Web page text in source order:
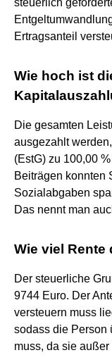
Ertragsanteil
Wie hoch ist
Die gesamten
ausgezahlt
(EstG) zu 100,00
Beiträgen konnten
Sozialabgaben
Das nennt man
Wie viel Rente
Der steuerliche
9744 Euro. Der
versteuern muss
sodass die Person
muss, da sie